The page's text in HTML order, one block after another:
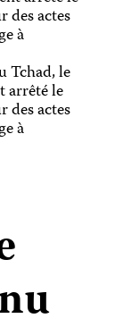
Tchad, le
arrêté le
des actes
à